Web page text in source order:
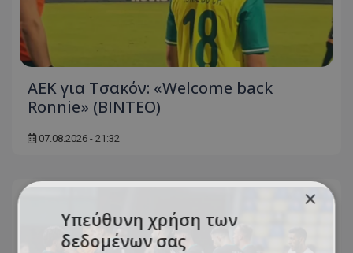
ΑΕΚ για Τσακόν: «Welcome back
Ronnie» (ΒΙΝΤΕΟ)
07.08.2026 - 21:32
×
Υπεύθυνη χρήση των
δεδομένων σας